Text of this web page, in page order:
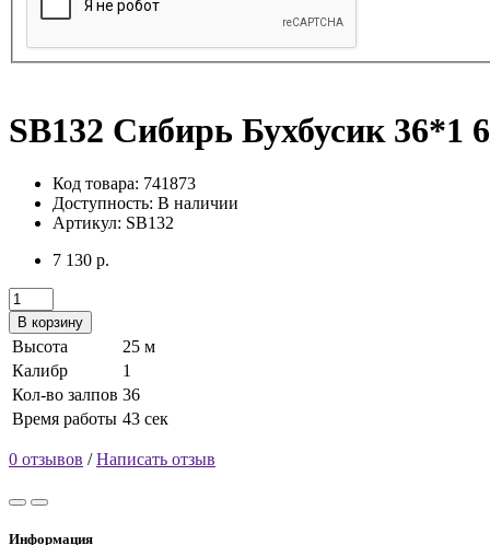
SB132 Сибирь Бухбусик 36*1
Код товара: 741873
Доступность: В наличии
Артикул: SB132
7 130 р.
В корзину
Высота
25 м
Калибр
1
Кол-во залпов 36
Время работы 43 сек
0 отзывов /Написать отзыв
Информация